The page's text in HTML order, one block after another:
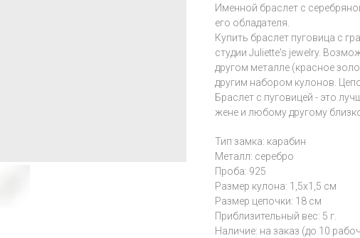
Именной браслет с
его обладателя.
Купить браслет пуговица с
студии Juliette's jewelry.
другом металле (красное
другим набором кулонов.
Браслет с пуговицей - это
жене и любому другому
Тип замка: карабин
Металл: серебро
Проба: 925
Размер кулона: 1,5x1,5 см
Размер цепочки: 18 см
Приблизительный вес: 5 г.
Наличие: на заказ (до 10